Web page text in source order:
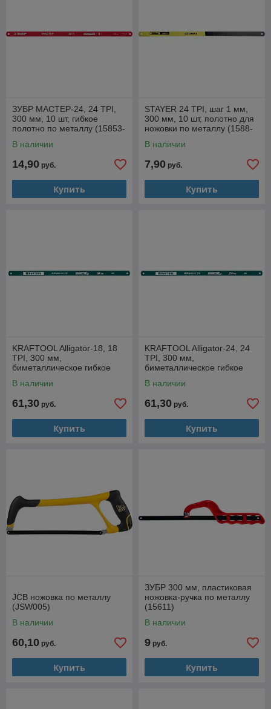
ЗУБР МАСТЕР-24, 24 TPI,
300 мм, 10 шт, гибкое
полотно по металлу (15853-
В наличии
14,90 руб.
Купить
STAYER 24 TPI, шаг 1 мм,
300 мм, 10 шт, полотно для
ножовки по металлу (1588-
В наличии
7,90 руб.
Купить
KRAFTOOL Alligator-18, 18
TPI, 300 мм,
биметаллическое гибкое
18-S10)
В наличии
61,30 руб.
Купить
KRAFTOOL Alligator-24, 24
TPI, 300 мм,
биметаллическое гибкое
24-S10)
В наличии
61,30 руб.
Купить
JCB ножовка по металлу
(JSW005)
В наличии
60,10 руб.
Купить
ЗУБР 300 мм, пластиковая
ножовка-ручка по металлу
(15611)
В наличии
9 руб.
Купить